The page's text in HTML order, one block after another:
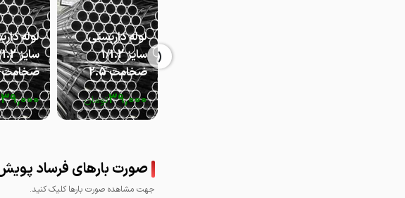
لوله داربستی
سایز 1/1.2
ضخامت 2.5
39,000تومان
لوله
سایز
ضخامت
39,000
‹
صورت بارهای فرساد
جهت مشاهده صورت بارها کلیک کنید.